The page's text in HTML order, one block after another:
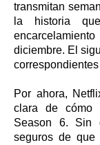
transmitan
la historia
diciembre. El
Por ahora,
clara de cómo
Season 6. Sin
seguros de